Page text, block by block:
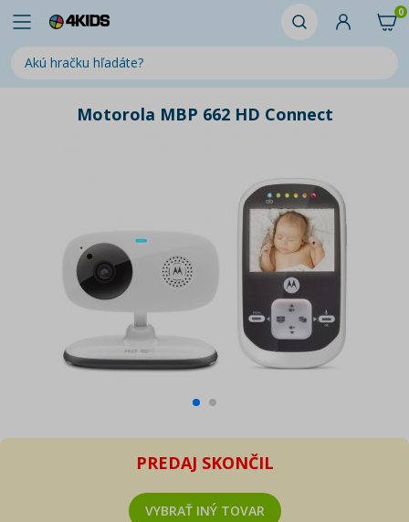
0
Motorola MBP 662 HD Connect
PREDAJ SKONČIL
VYBRAŤ INÝ TOVAR